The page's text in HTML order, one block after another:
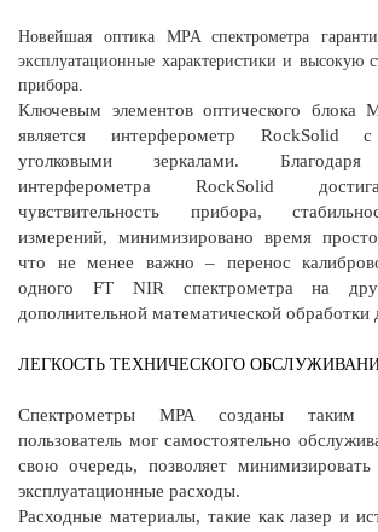
Новейшая оптика MPA спектрометра
эксплуатационные характеристики и высокую
прибора.
Ключевым элементов оптического блока
является интерферометр RockSolid
уголковыми зеркалами. Благодаря
интерферометра RockSolid
чувствительность прибора,
измерений, минимизировано время
что не менее важно – перенос
одного FT NIR спектрометра на
дополнительной математической обработки
ЛЕГКОСТЬ ТЕХНИЧЕСКОГО
Спектрометры МРА созданы таким
пользователь мог самостоятельно
свою очередь, позволяет
эксплуатационные расходы.
Расходные материалы, такие как лазер и